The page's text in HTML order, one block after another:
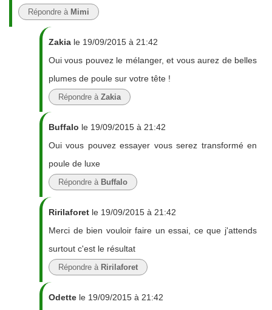
Répondre à Mimi
Zakia le 19/09/2015 à 21:42
Oui vous pouvez le mélanger, et vous aurez de belles
plumes de poule sur votre tête !
Répondre à Zakia
Buffalo le 19/09/2015 à 21:42
Oui vous pouvez essayer vous serez transformé en
poule de luxe
Répondre à Buffalo
Ririlaforet le 19/09/2015 à 21:42
Merci de bien vouloir faire un essai, ce que j'attends
surtout c'est le résultat
Répondre à Ririlaforet
Odette le 19/09/2015 à 21:42